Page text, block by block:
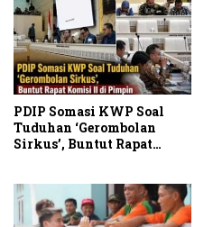
PDIP Somasi KWP Soal
Tuduhan ‘Gerombolan
Sirkus’, Buntut Rapat